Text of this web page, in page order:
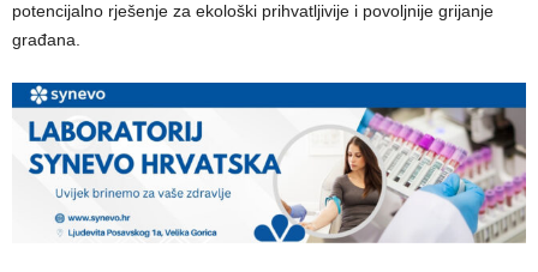
potencijalno rješenje za ekološki prihvatljivije i povoljnije grijanje
građana.